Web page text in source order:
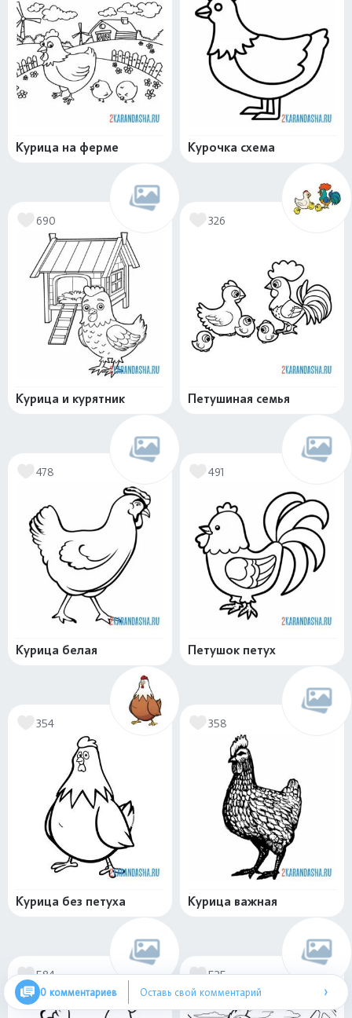
Курица на ферме Курочка схема
690
Курица и курятник
326
Петушиная семья
478
Курица белая
491
Петушок петух
354
Курица без петуха
358
Курица важная
584 525
0 комментариев Оставь свой комментарий ›